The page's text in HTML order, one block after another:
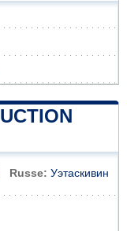
Russe: Уэтаскивин